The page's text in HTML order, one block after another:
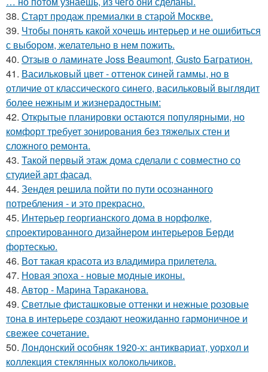
38. Старт продаж премиалки в старой Москве.
39. Чтобы понять какой хочешь интерьер и не ошибиться
с выбором, желательно в нем пожить.
40. Отзыв о ламинате Joss Beaumont, Gusto Багратион.
41. Васильковый цвет - оттенок синей гаммы, но в
отличие от классического синего, васильковый выглядит
более нежным и жизнерадостным:
42. Открытые планировки остаются популярными, но
комфорт требует зонирования без тяжелых стен и
сложного ремонта.
43. Такой первый этаж дома сделали с совместно со
студией арт фасад.
44. Зендея решила пойти по пути осознанного
потребления - и это прекрасно.
45. Интерьер георгианского дома в норфолке,
спроектированного дизайнером интерьеров Берди
фортескью.
46. Вот такая красота из владимира прилетела.
47. Новая эпоха - новые модные иконы.
48. Автор - Марина Тараканова.
49. Светлые фисташковые оттенки и нежные розовые
тона в интерьере создают неожиданно гармоничное и
свежее сочетание.
50. Лондонский особняк 1920-х: антиквариат, уорхол и
коллекция стеклянных колокольчиков.